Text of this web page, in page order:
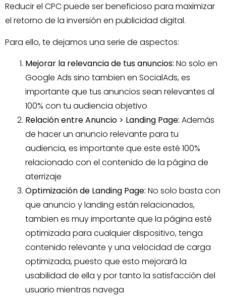
Reducir el CPC puede ser beneficioso para maximizar
el retorno de la inversión en publicidad digital.
Para ello, te dejamos una serie de aspectos:
Mejorar la relevancia de tus anuncios: No solo en
Google Ads sino tambien en SocialAds, es
importante que tus anuncios sean relevantes al
100% con tu audiencia objetivo
Relación entre Anuncio > Landing Page: Además
de hacer un anuncio relevante para tu
audiencia, es importante que este esté 100%
relacionado con el contenido de la página de
aterrizaje
Optimización de Landing Page: No solo basta con
que anuncio y landing están relacionados,
tambien es muy importante que la página esté
optimizada para cualquier dispositivo, tenga
contenido relevante y una velocidad de carga
optimizada, puesto que esto mejorará la
usabilidad de ella y por tanto la satisfacción del
usuario mientras navega